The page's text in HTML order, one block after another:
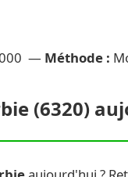
— Méthode :
(6320)